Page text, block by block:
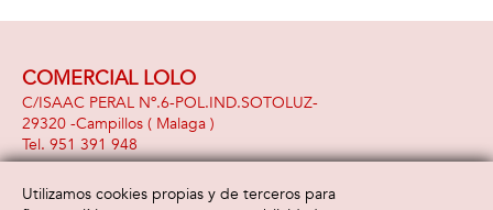
COMERCIAL LOLO
C/ISAAC PERAL Nº.6-POL.IND.SOTOLUZ-
29320 -Campillos ( Malaga )
951 391 948
Utilizamos cookies propias y de terceros para